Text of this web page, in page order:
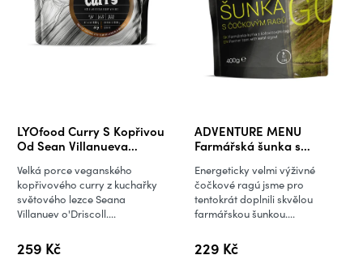
LYOfood Curry S Kopřivou
Od Sean Villanueva
259 Kč
Velká porce veganského
kopřivového curry z kuchařky
světového lezce Seana
Villanuev o'Driscoll....
ADVENTURE MENU
Farmářská šunka s
229 Kč
Energeticky velmi výživné
čočkové ragú jsme pro
tentokrát doplnili skvělou
farmářskou šunkou....